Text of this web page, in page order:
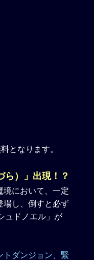
となります。
）」出現！？
境において、一定
場し、倒すと必ず
ュドノエル」が
ダンジョン、緊